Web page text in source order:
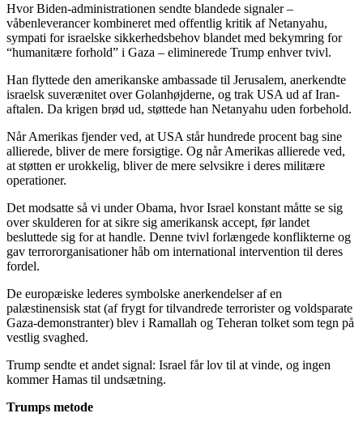
Hvor Biden-administrationen sendte blandede signaler –
våbenleverancer kombineret med offentlig kritik af Netanyahu,
sympati for israelske sikkerhedsbehov blandet med bekymring for
“humanitære forhold” i Gaza – eliminerede Trump enhver tvivl.
Han flyttede den amerikanske ambassade til Jerusalem, anerkendte
israelsk suverænitet over Golanhøjderne, og trak USA ud af Iran-
aftalen. Da krigen brød ud, støttede han Netanyahu uden forbehold.
Når Amerikas fjender ved, at USA står hundrede procent bag sine
allierede, bliver de mere forsigtige. Og når Amerikas allierede ved,
at støtten er urokkelig, bliver de mere selvsikre i deres militære
operationer.
Det modsatte så vi under Obama, hvor Israel konstant måtte se sig
over skulderen for at sikre sig amerikansk accept, før landet
besluttede sig for at handle. Denne tvivl forlængede konflikterne og
gav terrororganisationer håb om international intervention til deres
fordel.
De europæiske lederes symbolske anerkendelser af en
palæstinensisk stat (af frygt for tilvandrede terrorister og voldsparate
Gaza-demonstranter) blev i Ramallah og Teheran tolket som tegn på
vestlig svaghed.
Trump sendte et andet signal: Israel får lov til at vinde, og ingen
kommer Hamas til undsætning.
Trumps metode